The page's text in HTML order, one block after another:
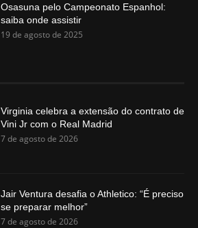
Osasuna pelo Campeonato Espanhol:
saiba onde assistir
19 de agosto de 2025
Virginia celebra a extensão do contrato de
Vini Jr com o Real Madrid
7 de agosto de 2026
Jair Ventura desafia o Athletico: “É preciso
se preparar melhor”
7 de agosto de 2026